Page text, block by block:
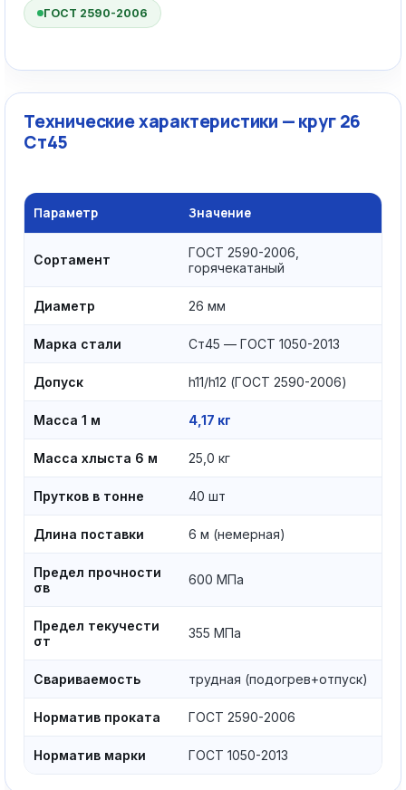
ГОСТ 2590-2006
Технические характеристики — круг 26
Ст45
Параметр Значение
Сортамент
ГОСТ 2590-2006,
горячекатаный
Диаметр 26 мм
Марка стали Ст45 — ГОСТ 1050-2013
Допуск h11/h12 (ГОСТ 2590-2006)
Масса 1 м 4,17 кг
Масса хлыста 6 м 25,0 кг
Прутков в тонне 40 шт
Длина поставки 6 м (немерная)
Предел прочности
σв
600 МПа
Предел текучести
σт
355 МПа
Свариваемость трудная (подогрев+отпуск)
Норматив проката ГОСТ 2590-2006
Норматив марки ГОСТ 1050-2013